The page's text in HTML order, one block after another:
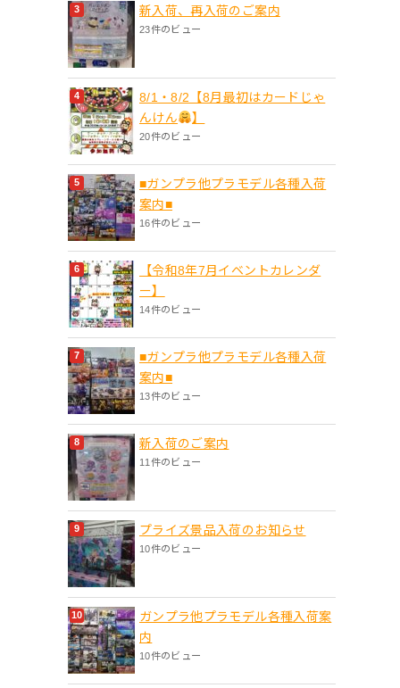
新入荷、再入荷のご案内
23件のビュー
8/1・8/2【8月最初はカードじゃ
んけん
】
20件のビュー
■ガンプラ他プラモデル各種入荷
案内■
16件のビュー
【令和8年7月イベントカレンダ
ー】
14件のビュー
■ガンプラ他プラモデル各種入荷
案内■
13件のビュー
新入荷のご案内
11件のビュー
プライズ景品入荷のお知らせ
10件のビュー
ガンプラ他プラモデル各種入荷案
内
10件のビュー